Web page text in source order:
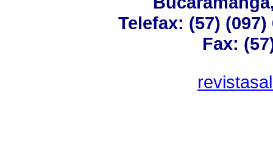
Telefax: (57)
Fax: